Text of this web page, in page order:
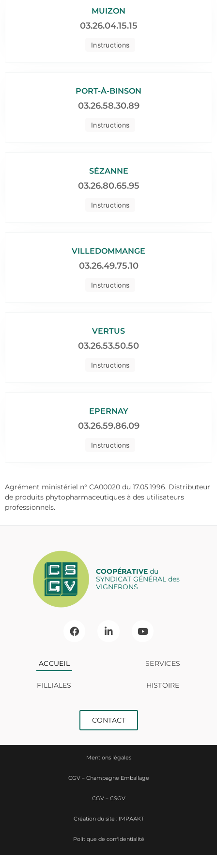
Instructions
MUIZON
03.26.04.15.15
Instructions
PORT-À-BINSON
03.26.58.30.89
Instructions
SÉZANNE
03.26.80.65.95
Instructions
VILLEDOMMANGE
03.26.49.75.10
Instructions
VERTUS
03.26.53.50.50
Instructions
EPERNAY
03.26.59.86.09
Agrément ministériel n° CA00020 du 17.05.1996. Distributeur
de produits phytopharmaceutiques à des utilisateurs
professionnels.
COOPÉRATIVEdu
SYNDICAT GÉNÉRAL des
VIGNERONS
ACCUEIL SERVICES
FILLIALES HISTOIRE
CONTACT
Mentions légales
CGV – Champagne Emballage
CGV – CSGV
Politique de confidentialité
Création du site : IMPAAKT